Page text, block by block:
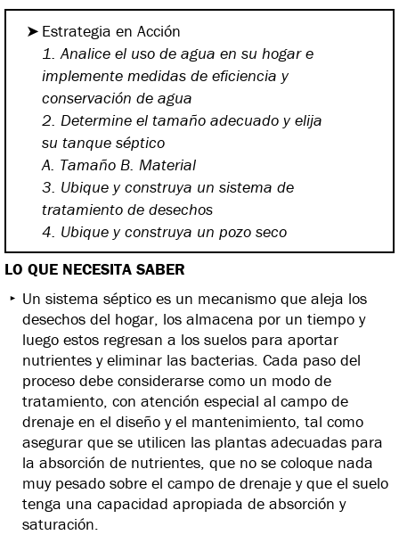
Estrategia en Acción
1. Analice el uso de agua en su hogar e
implemente medidas de eficiencia y
conservación de agua
2. Determine el tamaño adecuado y elija
su tanque séptico
A. Tamaño B. Material
3. Ubique y construya un sistema de
tratamiento de desechos
4. Ubique y construya un pozo seco
LO QUE NECESITA SABER
Un sistema séptico es un mecanismo que aleja los
desechos del hogar, los almacena por un tiempo y
luego estos regresan a los suelos para aportar
nutrientes y eliminar las bacterias. Cada paso del
proceso debe considerarse como un modo de
tratamiento, con atención especial al campo de
drenaje en el diseño y el mantenimiento, tal como
asegurar que se utilicen las plantas adecuadas para
la absorción de nutrientes, que no se coloque nada
muy pesado sobre el campo de drenaje y que el suelo
tenga una capacidad apropiada de absorción y
saturación.